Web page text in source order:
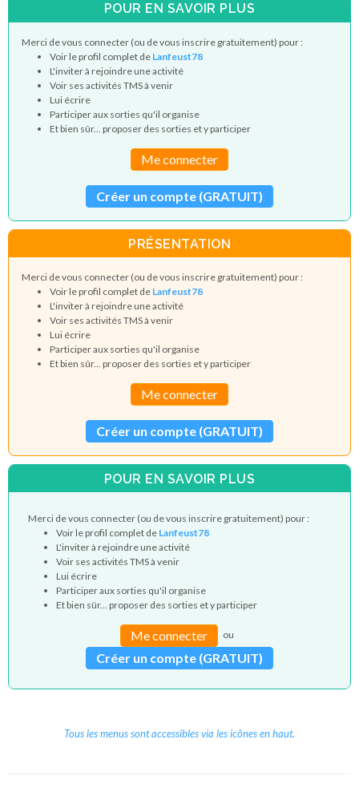
POUR EN SAVOIR PLUS
Merci de vous connecter (ou de vous inscrire gratuitement) pour :
Voir le profil complet de Lanfeust78
L'inviter à rejoindre une activité
Voir ses activités TMS à venir
Lui écrire
Participer aux sorties qu'il organise
Et bien sûr... proposer des sorties et y participer
Me connecter
Créer un compte (GRATUIT)
PRÉSENTATION
Merci de vous connecter (ou de vous inscrire gratuitement) pour :
Voir le profil complet de Lanfeust78
L'inviter à rejoindre une activité
Voir ses activités TMS à venir
Lui écrire
Participer aux sorties qu'il organise
Et bien sûr... proposer des sorties et y participer
Me connecter
Créer un compte (GRATUIT)
POUR EN SAVOIR PLUS
Merci de vous connecter (ou de vous inscrire gratuitement) pour :
Voir le profil complet de Lanfeust78
L'inviter à rejoindre une activité
Voir ses activités TMS à venir
Lui écrire
Participer aux sorties qu'il organise
Et bien sûr... proposer des sorties et y participer
Me connecter ou
Créer un compte (GRATUIT)
Tous les menus sont accessibles via les icônes en haut.